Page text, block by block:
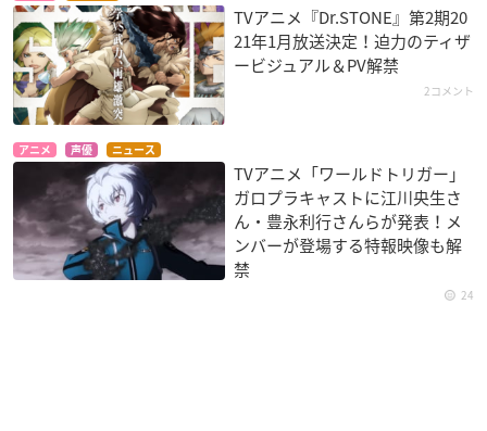
TVアニメ『Dr.STONE』第2期20
21年1月放送決定！迫力のティザ
ービジュアル＆PV解禁
2コメント
アニメ 声優 ニュース
TVアニメ「ワールドトリガー」
ガロプラキャストに江川央生さ
ん・豊永利行さんらが発表！メ
ンバーが登場する特報映像も解
禁
24